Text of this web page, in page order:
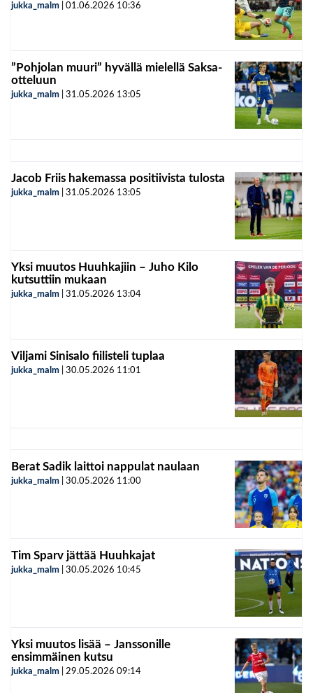
jukka_malm 01.06.2026 10:36
”Pohjolan muuri” hyvällä mielellä Saksa-
otteluun
jukka_malm 31.05.2026 13:05
Jacob Friis hakemassa positiivista tulosta
jukka_malm 31.05.2026 13:05
Yksi muutos Huuhkajiin – Juho Kilo
kutsuttiin mukaan
jukka_malm 31.05.2026 13:04
Viljami Sinisalo fiilisteli tuplaa
jukka_malm 30.05.2026 11:01
Berat Sadik laittoi nappulat naulaan
jukka_malm 30.05.2026 11:00
Tim Sparv jättää Huuhkajat
jukka_malm 30.05.2026 10:45
Yksi muutos lisää – Janssonille
ensimmäinen kutsu
jukka_malm 29.05.2026 09:14